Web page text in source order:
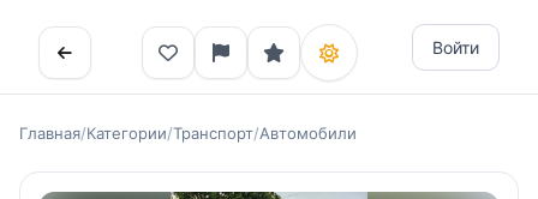
Войти
Главная/Категории/Транспорт/Автомобили